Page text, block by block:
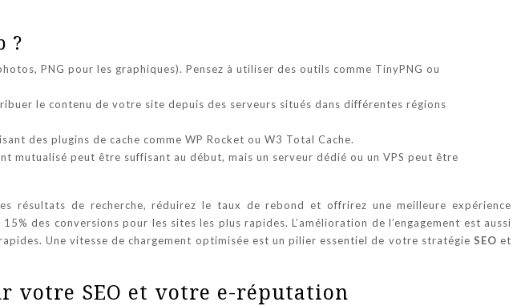
?
PNG pour les graphiques). Pensez à utiliser des outils comme TinyPNG ou
le contenu de votre site depuis des serveurs situés dans différentes régions
des plugins de cache comme WP Rocket ou W3 Total Cache.
mutualisé peut être suffisant au début, mais un serveur dédié ou un VPS peut être
résultats de recherche, réduirez le taux de rebond et offrirez une meilleure expérience
des conversions pour les sites les plus rapides. L’amélioration de l’engagement est aussi
Une vitesse de chargement optimisée est un pilier essentiel de votre stratégie SEOet
votre SEO et votre e-réputation